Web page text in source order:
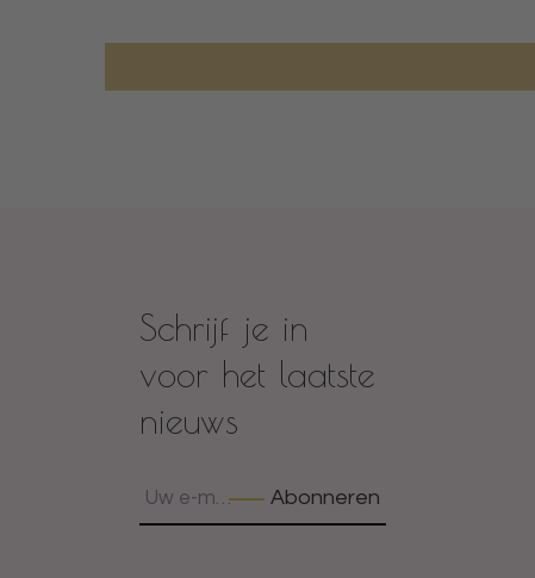
Schrijf je in
voor het laatste
nieuws
Abonneren